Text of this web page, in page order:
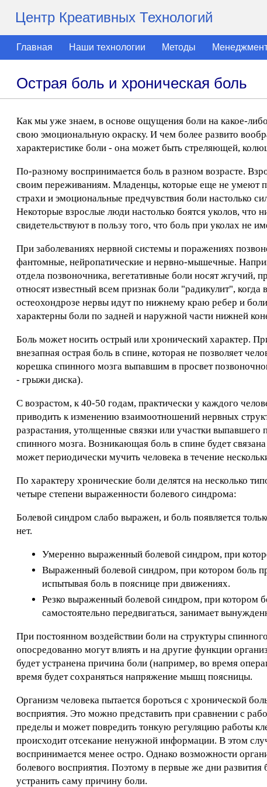
Центр Креативных Технологий
Главная Наши технологии Методы
Острая боль и хроническая боль
Как мы уже знаем, в основе ощущения боли на какое-
свою эмоциональную окраску. И чем более развито
характеристике боли - она может быть стреляющей,
По-разному воспринимается боль в разном возрасте.
своим переживаниям. Младенцы, которые еще не умеют
страхи и эмоциональные предчувствия боли настолько
Некоторые взрослые люди настолько боятся уколов, что
свидетельствуют в пользу того, что боль при уколах не
При заболеваниях нервной системы и поражениях
фантомные, нейропатические и нервно-мышечные.
отдела позвоночника, вегетативные боли носят жгучий,
относят известный всем признак боли "радикулит",
остеохондрозе нервы идут по нижнему краю ребер и
характерны боли по задней и наружной части нижней
Боль может носить острый или хронический характер.
внезапная острая боль в спине, которая не позволяет
корешка спинного мозга выпавшим в просвет
- грыжи диска).
С возрастом, к 40-50 годам, практически у каждого
приводить к изменению взаимоотношений нервных
разрастания, утолщенные связки или участки
спинного мозга. Возникающая боль в спине будет
может периодически мучить человека в течение
По характеру хронические боли делятся на несколько
четыре степени выраженности болевого синдрома:
Болевой синдром слабо выражен, и боль появляется
нет.
Умеренно выраженный болевой синдром, при
Выраженный болевой синдром, при котором боль
испытывая боль в пояснице при движениях.
Резко выраженный болевой синдром, при котором
самостоятельно передвигаться, занимает
При постоянном воздействии боли на структуры
опосредованно могут влиять и на другие функции
будет устранена причина боли (например, во время
время будет сохраняться напряжение мышц поясницы.
Организм человека пытается бороться с хронической
восприятия. Это можно представить при сравнении с
пределы и может повредить тонкую регуляцию работы
происходит отсекание ненужной информации. В этом
воспринимается менее остро. Однако возможности
болевого восприятия. Поэтому в первые же дни
устранить саму причину боли.